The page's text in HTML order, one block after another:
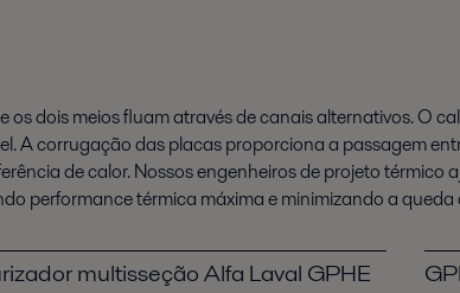
dois meios fluam através de canais alternativos. O
A corrugação das placas proporciona a passagem
de calor.Nossos engenheiros de projeto térmico
performance térmica máxima e minimizando a queda
multisseção Alfa Laval GPHE